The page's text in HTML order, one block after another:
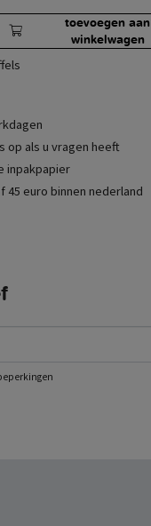
toevoegen aan
winkelwagen
op als u vragen heeft
inpakpapier
euro binnen nederland